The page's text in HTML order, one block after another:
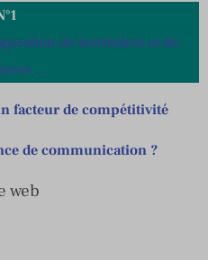
de territoires et de
…
facteur de compétitivité
de communication ?
web